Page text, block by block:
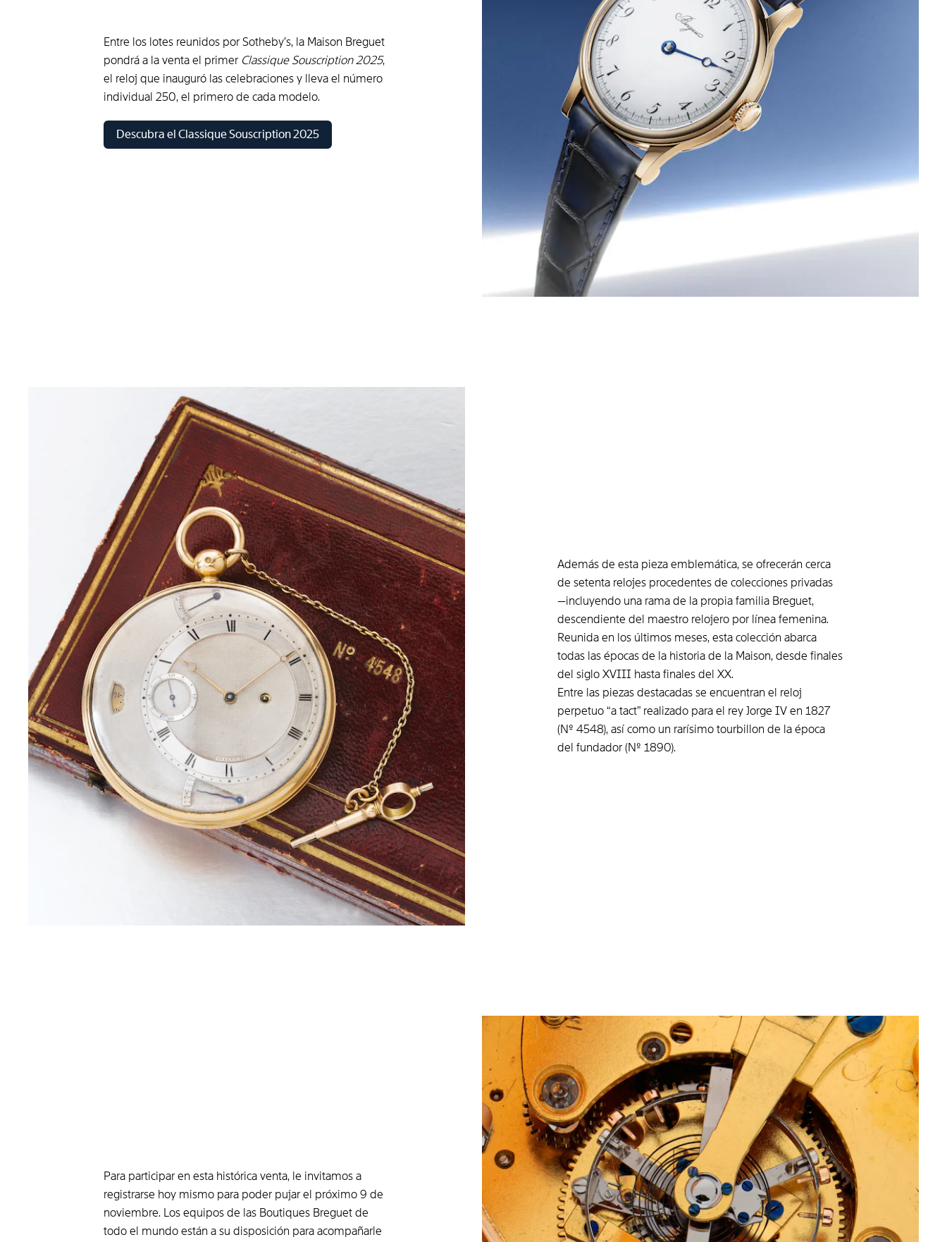
Entre los lotes reunidos por Sotheby’s, la Maison Breguet
pondrá a la venta el primer Classique Souscription 2025,
el reloj que inauguró las celebraciones y lleva el número
individual 250, el primero de cada modelo.
Descubra el Classique Souscription 2025
Además de esta pieza emblemática, se ofrecerán cerca
de setenta relojes procedentes de colecciones privadas
—incluyendo una rama de la propia familia Breguet,
descendiente del maestro relojero por línea femenina.
Reunida en los últimos meses, esta colección abarca
todas las épocas de la historia de la Maison, desde finales
del siglo XVIII hasta finales del XX.
Entre las piezas destacadas se encuentran el reloj
perpetuo “a tact” realizado para el rey Jorge IV en 1827
(Nº 4548), así como un rarísimo tourbillon de la época
del fundador (Nº 1890).
Para participar en esta histórica venta, le invitamos a
registrarse hoy mismo para poder pujar el próximo 9 de
noviembre. Los equipos de las Boutiques Breguet de
todo el mundo están a su disposición para acompañarle